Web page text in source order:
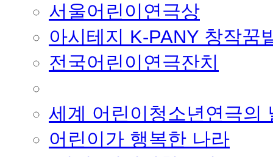
서울어린이연극상
아시테지 K-PANY 창작꿈
전국어린이연극잔치
세계 어린이청소년연극의
어린이가 행복한 나라